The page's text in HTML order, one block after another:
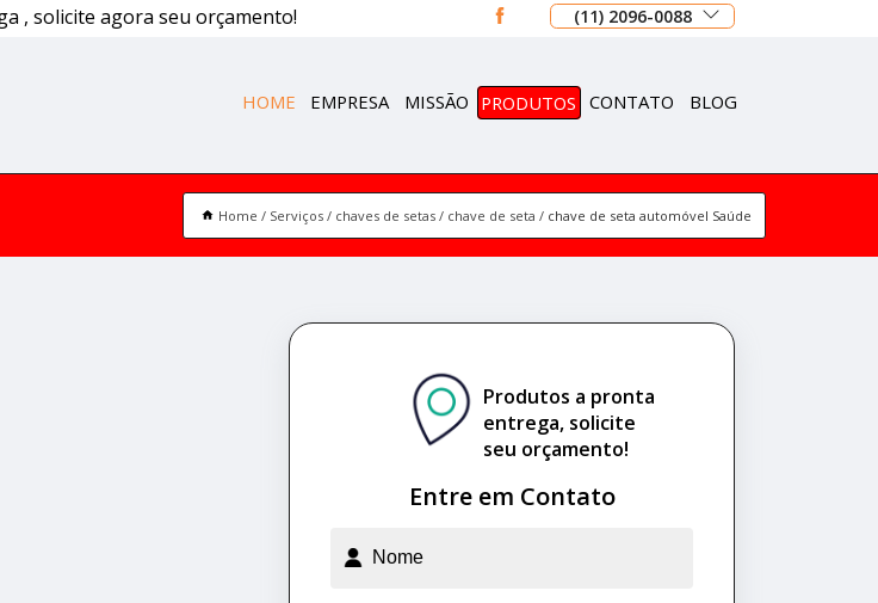
, solicite agora seu orçamento! (11) 2096-0088
HOME EMPRESA MISSÃO PRODUTOS CONTATO BLOG
Home Serviços chaves de setas chave de seta chave de seta automóvel Saúde
Entre em Contato
Produtos a pronta
entrega, solicite
seu orçamento!